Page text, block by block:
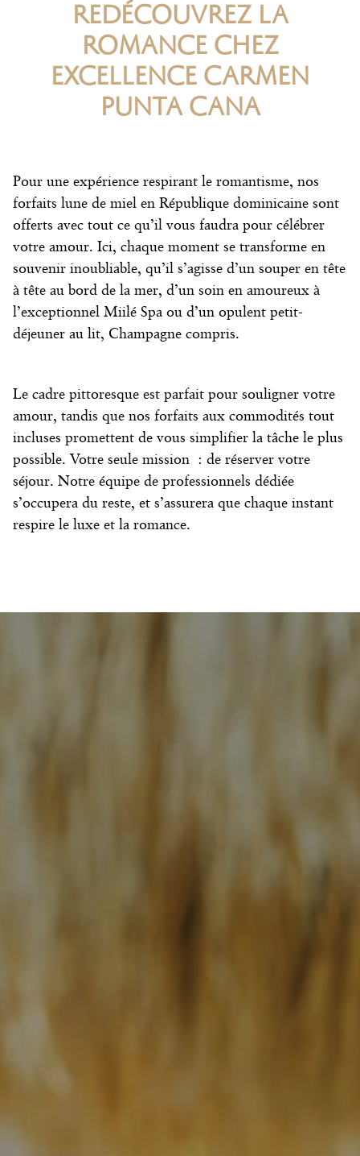
REDÉCOUVREZ LA
ROMANCE CHEZ
EXCELLENCE CARMEN
PUNTA CANA
Pour une expérience respirant le romantisme, nos
forfaits lune de miel en République dominicaine sont
offerts avec tout ce qu’il vous faudra pour célébrer
votre amour. Ici, chaque moment se transforme en
souvenir inoubliable, qu’il s’agisse d’un souper en tête
à tête au bord de la mer, d’un soin en amoureux à
l’exceptionnel Miilé Spa ou d’un opulent petit-
déjeuner au lit, Champagne compris.
Le cadre pittoresque est parfait pour souligner votre
amour, tandis que nos forfaits aux commodités tout
incluses promettent de vous simplifier la tâche le plus
possible. Votre seule mission : de réserver votre
séjour. Notre équipe de professionnels dédiée
s’occupera du reste, et s’assurera que chaque instant
respire le luxe et la romance.